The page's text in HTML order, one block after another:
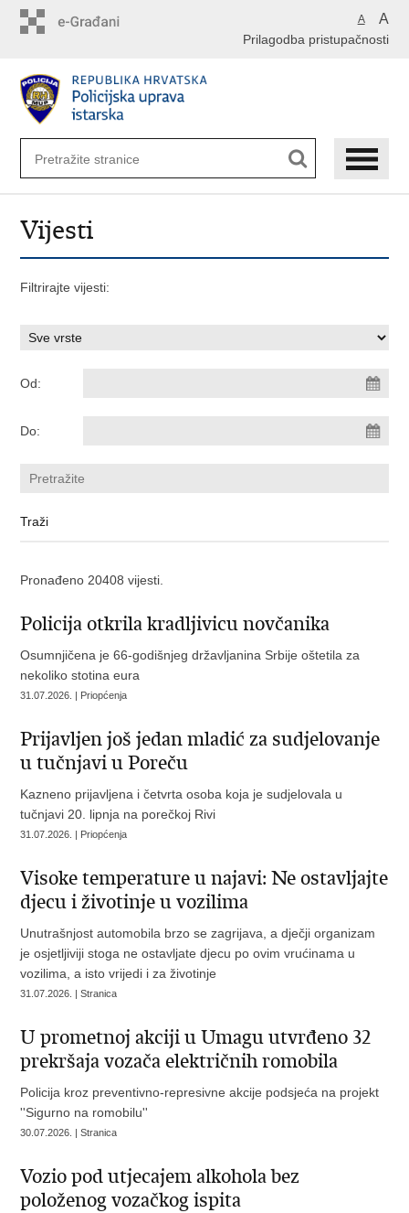
A A
Prilagodba pristupačnosti
Vijesti
Filtrirajte vijesti:
Od:
Do:
Pronađeno 20408 vijesti.
Policija otkrila kradljivicu novčanika
Osumnjičena je 66-godišnjeg državljanina Srbije oštetila za
nekoliko stotina eura
31.07.2026. | Priopćenja
Prijavljen još jedan mladić za sudjelovanje
u tučnjavi u Poreču
Kazneno prijavljena i četvrta osoba koja je sudjelovala u
tučnjavi 20. lipnja na porečkoj Rivi
31.07.2026. | Priopćenja
Visoke temperature u najavi: Ne ostavljajte
djecu i životinje u vozilima
Unutrašnjost automobila brzo se zagrijava, a dječji organizam
je osjetljiviji stoga ne ostavljate djecu po ovim vrućinama u
vozilima, a isto vrijedi i za životinje
31.07.2026. | Stranica
U prometnoj akciji u Umagu utvrđeno 32
prekršaja vozača električnih romobila
Policija kroz preventivno-represivne akcije podsjeća na projekt
''Sigurno na romobilu''
30.07.2026. | Stranica
Vozio pod utjecajem alkohola bez
položenog vozačkog ispita